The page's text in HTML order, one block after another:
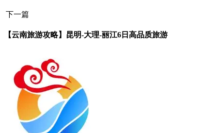
下一篇
【云南旅游攻略】昆明-大理-丽江6日高品质旅游